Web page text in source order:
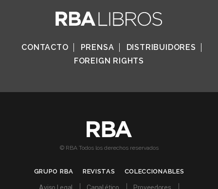
CONTACTO PRENSA
DISTRIBUIDORES
FOREIGN RIGHTS
© RBA Todos los derechos reservados
GRUPO RBA REVISTAS COLECCIONABLES
Aviso Legal Canal ético Proveedores